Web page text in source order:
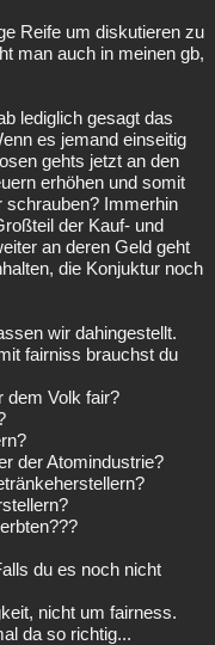
Reife um diskutieren zu
man auch in meinen gb,
lediglich gesagt das
es jemand einseitig
gehts jetzt an den
erhöhen und somit
schrauben? Immerhin
der Kauf- und
an deren Geld geht
die Konjuktur noch
wir dahingestellt.
fairniss brauchst du
dem Volk fair?
der Atomindustrie?
du es noch nicht
nicht um fairness.
da so richtig...